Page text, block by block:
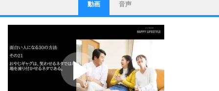
1
ストレス対策
他人と比べない。
いっそのこと、他人を見ない。
いらいらしない人になる30の方法
プラス思考
ポジティブになれない原因は、行動しないから。
ポジティブ思考になる30の方法
動画 音声